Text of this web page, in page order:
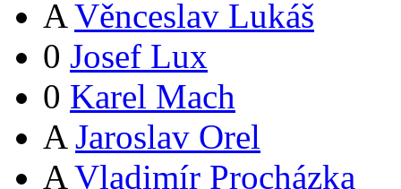
A Věnceslav Lukáš
0 Josef Lux
0 Karel Mach
A Jaroslav Orel
A Vladimír Procházka